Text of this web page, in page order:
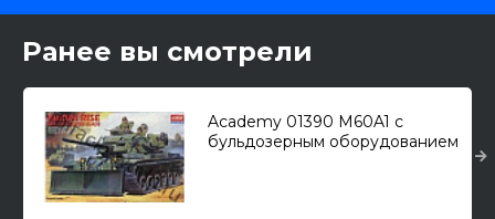
Ранее вы смотрели
Academy 01390 M60A1 с
бульдозерным оборудованием